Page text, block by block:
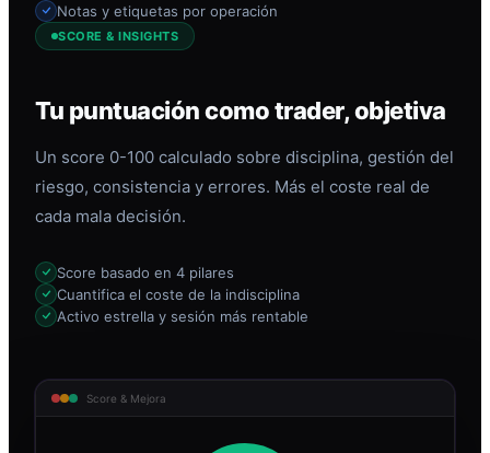
Notas y etiquetas por operación
SCORE & INSIGHTS
Tu puntuación como trader, objetiva
Un score 0-100 calculado sobre disciplina, gestión del
riesgo, consistencia y errores. Más el coste real de
cada mala decisión.
Score basado en 4 pilares
Cuantifica el coste de la indisciplina
Activo estrella y sesión más rentable
Score & Mejora